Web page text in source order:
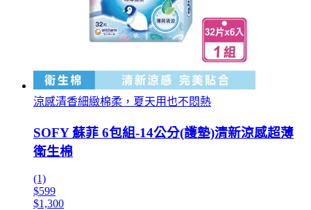
涼感清香細緻棉柔，夏天用也不悶熱
SOFY 蘇菲 6包組-14公分(護墊)清新涼感超薄
衛生棉
(1)
$599
$1,300